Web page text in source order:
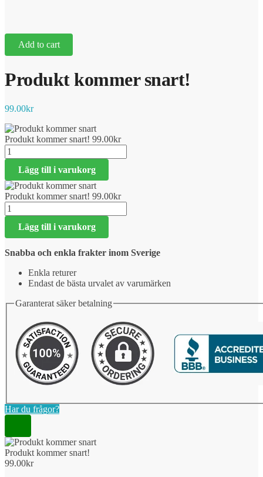
Add to cart
Produkt kommer snart!
99.00kr
Produkt kommer snart! 99.00kr
Produkt
kommer
snart!
mängd
Lägg till i varukorg
Produkt kommer snart! 99.00kr
Produkt
kommer
snart!
mängd
Lägg till i varukorg
Snabba och enkla frakter inom Sverige
Enkla returer
Endast de bästa urvalet av varumärken
Garanterat säker betalning
Har du frågor?
Produkt kommer snart!
99.00kr